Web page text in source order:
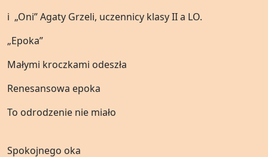
i „Oni” Agaty Grzeli, uczennicy klasy II a LO.
„Epoka”
Małymi kroczkami odeszła
Renesansowa epoka
To odrodzenie nie miało
Spokojnego oka